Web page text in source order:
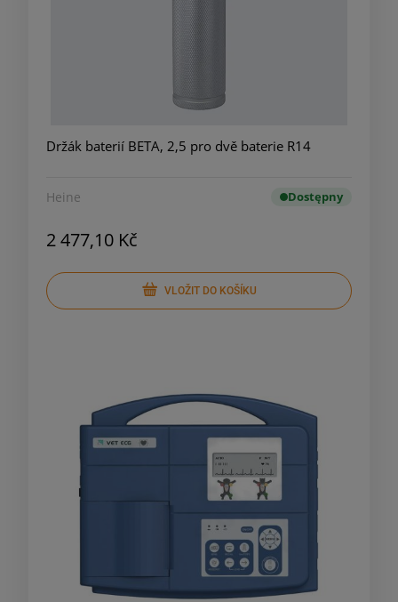
Držák baterií BETA, 2,5 pro dvě baterie R14
Heine Dostępny
2 477,10 Kč
VLOŽIT DO KOŠÍKU